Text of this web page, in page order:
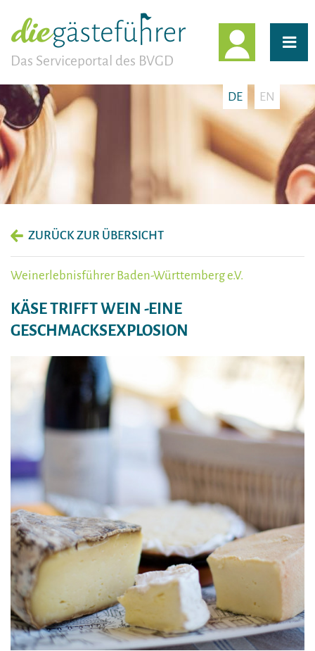
Das Serviceportal des BVGD
DE EN
ZURÜCK ZUR ÜBERSICHT
Weinerlebnisführer Baden-Württemberg e.V.
KÄSE TRIFFT WEIN -EINE
GESCHMACKSEXPLOSION